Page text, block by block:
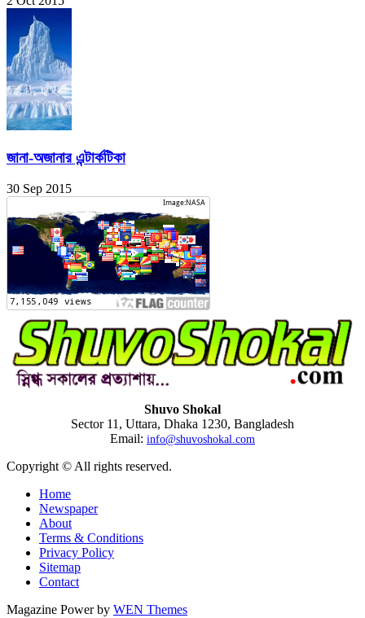
জানা-অজানার এন্টার্কটিকা
30 Sep 2015
Shuvo Shokal
Sector 11, Uttara, Dhaka 1230, Bangladesh
Email: info@shuvoshokal.com
Copyright © All rights reserved.
Home
Newspaper
About
Terms & Conditions
Privacy Policy
Sitemap
Contact
Magazine Power by WEN Themes